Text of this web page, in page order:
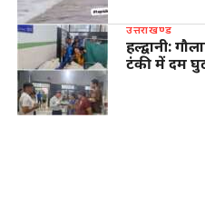
उत्तराखण्ड
हल्द्वानी:
टंकी में दम